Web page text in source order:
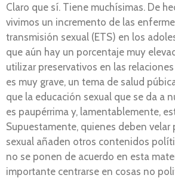
Claro que sí. Tiene muchísimas. De
vivimos un incremento de las
transmisión sexual (ETS) en los
que aún hay un porcentaje muy
utilizar preservativos en las
es muy grave, un tema de salud
que la educación sexual que se da a
es paupérrima y, lamentablemente,
Supuestamente, quienes deben velar
sexual añaden otros contenidos
no se ponen de acuerdo en esta
importante centrarse en cosas no